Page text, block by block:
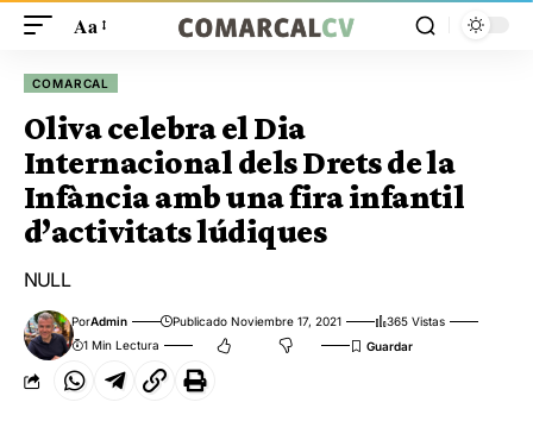
Aa
COMARCAL
Oliva celebra el Dia
Internacional dels Drets de la
Infància amb una fira infantil
d’activitats lúdiques
NULL
PorAdmin Publicado Noviembre 17, 2021
365 Vistas
1 Min Lectura